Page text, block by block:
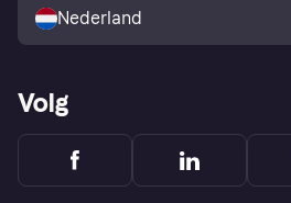
consumenten
Nederland
Volg